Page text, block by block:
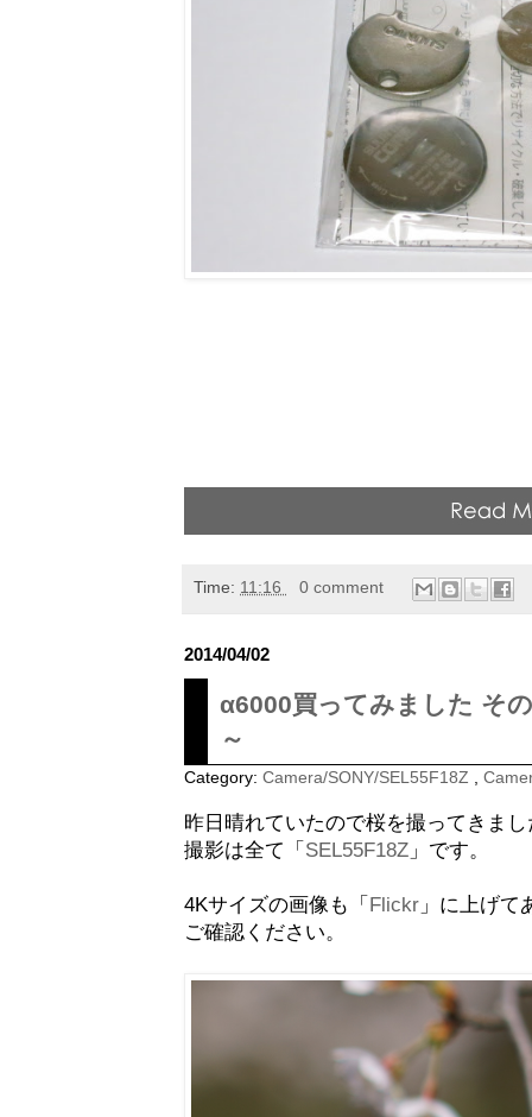
Time: 11:16 0 comment
2014/04/02
α6000買ってみました そ
～
Category: Camera/SONY/SEL55F18Z
昨日晴れていたので桜を撮ってきまし
撮影は全て「 SEL55F18Z 」です。
4Kサイズの画像も「 Flickr 」に上げて
ご確認ください。